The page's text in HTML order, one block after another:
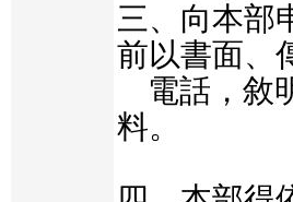
三、向本部
前以書面、
料。